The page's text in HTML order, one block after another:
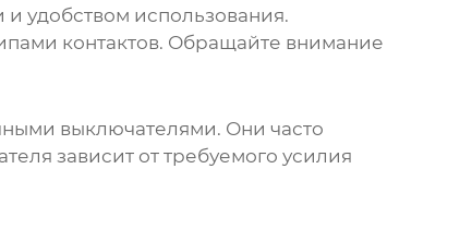
удобством использования.
контактов. Обращайте внимание
выключателями. Они часто
зависит от требуемого усилия